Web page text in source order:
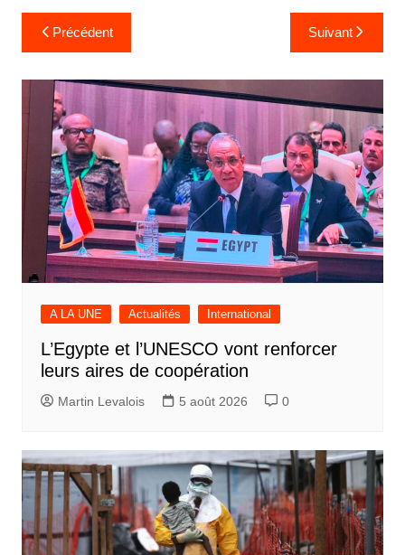
Navigation
de
l’article
Précédent Suivant
A LA UNE Actualités International
L’Egypte et l’UNESCO vont renforcer
leurs aires de coopération
Martin Levalois 5 août 2026 0